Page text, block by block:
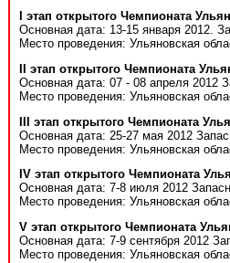
I этап открытого Чемпионата
Основная дата: 13-15 января 2012.
Место проведения: Ульяновская
II этап открытого Чемпионата
Основная дата: 07 - 08 апреля 2012
Место проведения: Ульяновская
III этап открытого Чемпионата
Основная дата: 25-27 мая 2012
Место проведения: Ульяновская
IV этап открытого Чемпионата
Основная дата: 7-8 июля 2012
Место проведения: Ульяновская
V этап открытого Чемпионата
Основная дата: 7-9 сентября 2012
Место проведения: Ульяновская